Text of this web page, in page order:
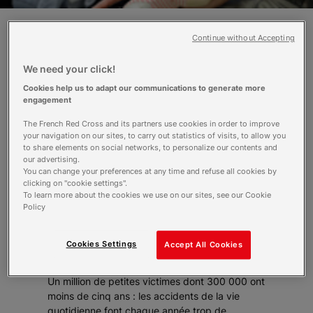
représentent la plus grande cause de
face à ce fléau, en 2004, la Croix-Rouge
Mutualité Française ont mis en place
une campagne nationale baptisée
"Enfance et Premiers Secours".
Campagne qui s’est concrétisée par la
publication du "Guide qui protège les
enfants et les nourrissons". Une
accompagnée cette fois du CD-Rom "Je
protège mon enfant".
Un million de petites victimes dont 300 000 ont
moins de cinq ans : les accidents de la vie
We need your click!
Cookies help us to adapt our communications to generate more
engagement
The French Red Cross and its partners use cookies in order to improve
your navigation on our sites, to carry out statistics of visits, to allow you
to share elements on social networks, to personalize our contents and
our advertising.
You can change your preferences at any time and refuse all cookies by
clicking on "cookie settings".
To learn more about the cookies we use on our sites, see our Cookie
Policy
Accept All Cookies
Cookies Settings
Continue without Accepting